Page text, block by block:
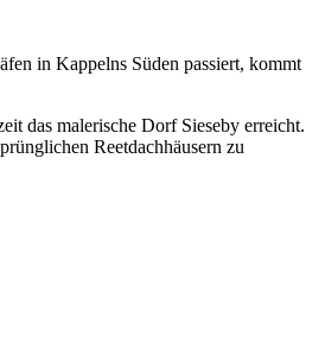
in Kappelns Süden passiert, kommt
das malerische Dorf Sieseby erreicht.
Reetdachhäusern zu